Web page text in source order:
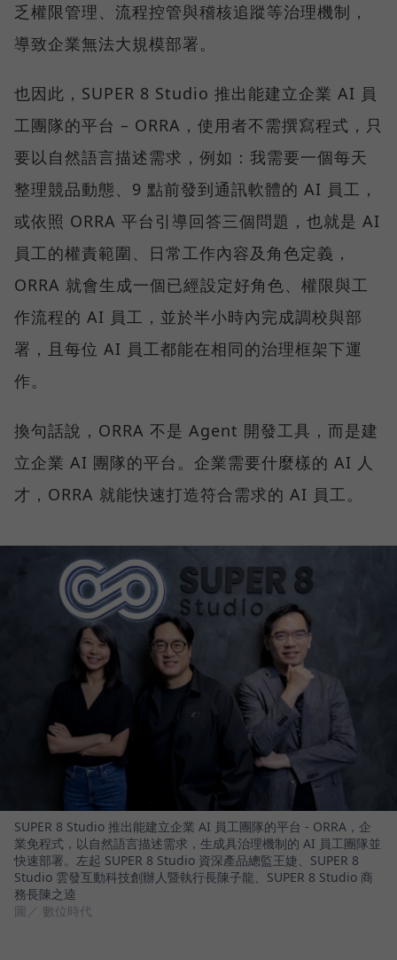
乏權限管理、流程控管與稽核追蹤等治理機制，
導致企業無法大規模部署。
也因此，SUPER 8 Studio 推出能建立企業 AI 員
工團隊的平台 – ORRA，使用者不需撰寫程式，只
要以自然語言描述需求，例如：我需要一個每天
整理競品動態、9 點前發到通訊軟體的 AI 員工，
或依照 ORRA 平台引導回答三個問題，也就是 AI
員工的權責範圍、日常工作內容及角色定義，
ORRA 就會生成一個已經設定好角色、權限與工
作流程的 AI 員工，並於半小時內完成調校與部
署，且每位 AI 員工都能在相同的治理框架下運
作。
換句話說，ORRA 不是 Agent 開發工具，而是建
立企業 AI 團隊的平台。企業需要什麼樣的 AI 人
才，ORRA 就能快速打造符合需求的 AI 員工。
SUPER 8 Studio 推出能建立企業 AI 員工團隊的平台 - ORRA，企
業免程式，以自然語言描述需求，生成具治理機制的 AI 員工團隊並
快速部署。左起 SUPER 8 Studio 資深產品總監王婕、SUPER 8
Studio 雲發互動科技創辦人暨執行長陳子龍、SUPER 8 Studio 商
務長陳之逵
圖／ 數位時代